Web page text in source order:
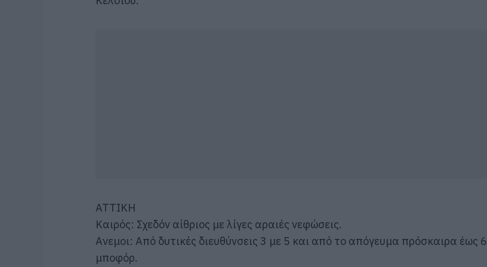
ΑΤΤΙΚΗ
Καιρός: Σχεδόν αίθριος με λίγες αραιές νεφώσεις.
Ανεμοι: Από δυτικές διευθύνσεις 3 με 5 και από το απόγευμα πρόσκαιρα έως 6
μποφόρ.